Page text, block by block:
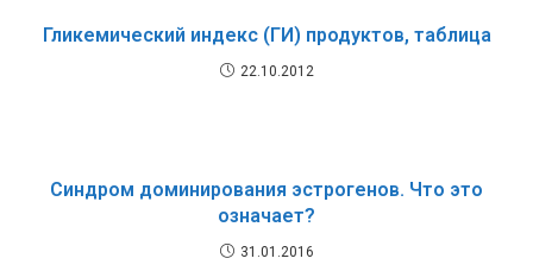
Гликемический индекс (ГИ) продуктов, таблица
22.10.2012
Синдром доминирования эстрогенов. Что это
означает?
31.01.2016